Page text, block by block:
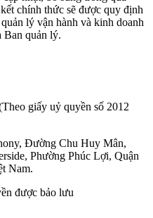
chính thức sẽ được quy định
lý vận hành và kinh doanh
Ban quản lý.
giấy uỷ quyền số 2012
Đường Chu Huy Mân,
Phường Phúc Lợi, Quận
Nam.
được bảo lưu